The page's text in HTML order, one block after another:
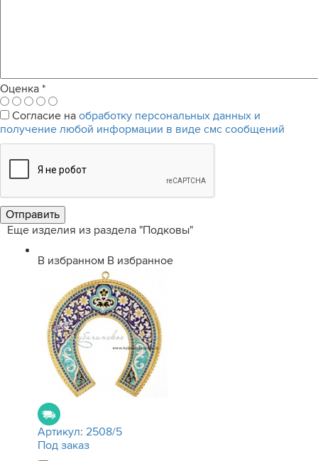
Оценка *
Согласие на обработку персональных данных и
получение любой информации в виде смс сообщений
Еще изделия из раздела "Подковы"
В избранном В избранное
Артикул: 2508/5
Под заказ